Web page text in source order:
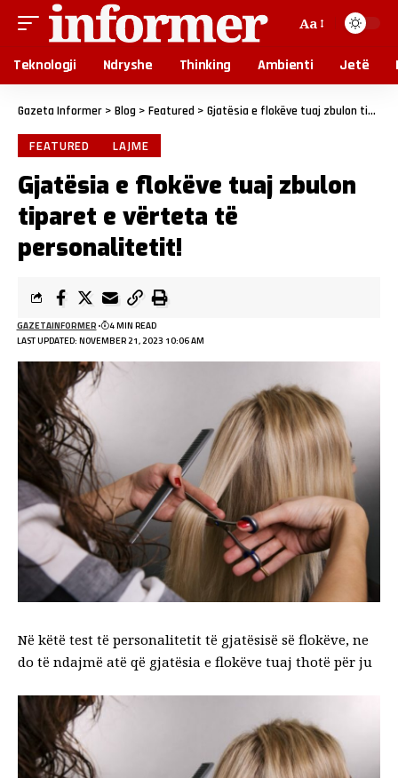
Aa
Teknologji Ndryshe Thinking Ambienti Jetë
Gazeta Informer > Blog > Featured > Gjatësia e flokëve tuaj zbulon tiparet e vërteta të personalitetit!
FEATURED LAJME
Gjatësia e flokëve tuaj zbulon
tiparet e vërteta të
personalitetit!
LAST UPDATED: NOVEMBER 21, 2023 10:06 AM
GAZETAINFORMER 4 MIN READ
Në këtë test të personalitetit të gjatësisë së flokëve, ne
do të ndajmë atë që gjatësia e flokëve tuaj thotë për ju